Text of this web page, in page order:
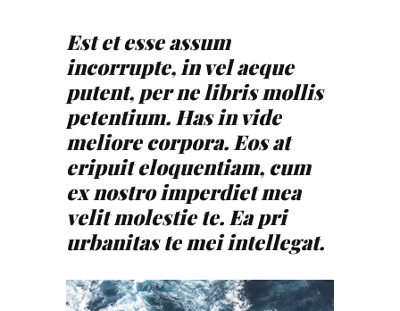
Est et esse assum
incorrupte, in vel aeque
putent, per ne libris mollis
petentium. Has in vide
meliore corpora. Eos at
eripuit eloquentiam, cum
ex nostro imperdiet mea
velit molestie te. Ea pri
urbanitas te mei intellegat.